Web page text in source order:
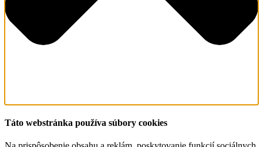
Táto webstránka používa súbory cookies